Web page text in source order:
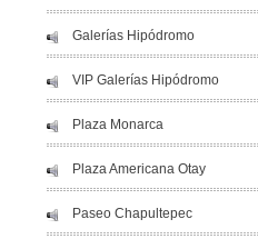
Galerías Hipódromo
VIP Galerías Hipódromo
Plaza Monarca
Plaza Americana Otay
Paseo Chapultepec